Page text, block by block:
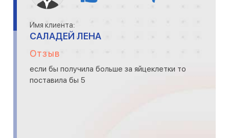
Имя клиента:
САЛАДЕЙ ЛЕНА
Отзыв
если бы получила больше за яйцеклетки то
поставила бы 5